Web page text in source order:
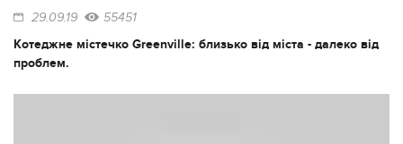
29.09.19 55451
Котеджне містечко Greenville: близько від міста - далеко від
проблем.